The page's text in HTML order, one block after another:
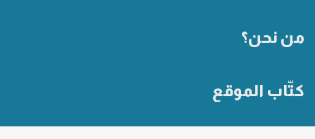
من نحن؟
كتّاب الموقع